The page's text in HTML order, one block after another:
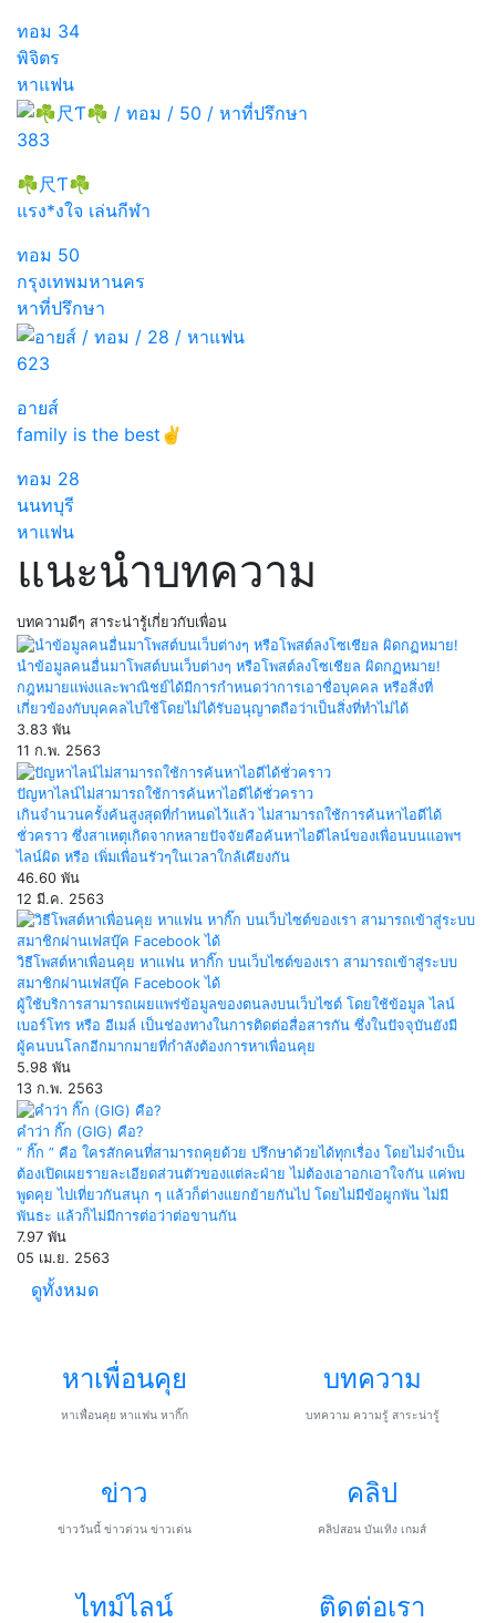
ทอม 34
พิจิตร
หาแฟน
383
☘尺Ƭ☘
แรง*งใจ เล่นกีฬา
ทอม 50
กรุงเทพมหานคร
หาที่ปรึกษา
623
อายส์
family is the best✌
ทอม 28
นนทบุรี
หาแฟน
แนะนำบทความ
บทความดีๆ สาระน่ารู้เกี่ยวกับเพื่อน
นำข้อมูลคนอื่นมาโพสต์บนเว็บต่างๆ หรือโพสต์ลงโซเชียล ผิดกฏหมาย!
กฎหมายแพ่งและพาณิชย์ได้มีการกำหนดว่าการเอาชื่อบุคคล หรือสิ่งที่
เกี่ยวข้องกับบุคคลไปใช้โดยไม่ได้รับอนุญาตถือว่าเป็นสิ่งที่ทำไม่ได้
3.83 พัน
11 ก.พ. 2563
ปัญหาไลน์ไม่สามารถใช้การค้นหาไอดีได้ชั่วคราว
เกินจำนวนครั้งค้นสูงสุดที่กำหนดไว้แล้ว ไม่สามารถใช้การค้นหาไอดีได้
ชั่วคราว ซึ่งสาเหตุเกิดจากหลายปัจจัยคือค้นหาไอดีไลน์ของเพื่อนบนแอพฯ
ไลน์ผิด หรือ เพิ่มเพื่อนรัวๆในเวลาใกล้เคียงกัน
46.60 พัน
12 มี.ค. 2563
วิธีโพสต์หาเพื่อนคุย หาแฟน หากิ๊ก บนเว็บไซต์ของเรา สามารถเข้าสู่ระบบ
สมาชิกผ่านเฟสบุ๊ค Facebook ได้
ผู้ใช้บริการสามารถเผยแพร่ข้อมูลของตนลงบนเว็บไซต์ โดยใช้ข้อมูล ไลน์
เบอร์โทร หรือ อีเมล์ เป็นช่องทางในการติดต่อสื่อสารกัน ซึ่งในปัจจุบันยังมี
ผู้คนบนโลกอีกมากมายที่กำลังต้องการหาเพื่อนคุย
5.98 พัน
13 ก.พ. 2563
คำว่า กิ๊ก (GIG) คือ?
“ กิ๊ก ” คือ ใครสักคนที่สามารถคุยด้วย ปรึกษาด้วยได้ทุกเรื่อง โดยไม่จำเป็น
ต้องเปิดเผยรายละเอียดส่วนตัวของแต่ละฝ่าย ไม่ต้องเอาอกเอาใจกัน แค่พบ
พูดคุย ไปเที่ยวกันสนุก ๆ แล้วก็ต่างแยกย้ายกันไป โดยไม่มีข้อผูกพัน ไม่มี
พันธะ แล้วก็ไม่มีการต่อว่าต่อขานกัน
7.97 พัน
05 เม.ย. 2563
ดูทั้งหมด
หาเพื่อนคุย
หาเพื่อนคุย หาแฟน หากิ๊ก
บทความ
บทความ ความรู้ สาระน่ารู้
ข่าว
ข่าววันนี้ ข่าวด่วน ข่าวเด่น
คลิป
คลิปสอน บันเทิง เกมส์
ไทม์ไลน์ ติดต่อเรา